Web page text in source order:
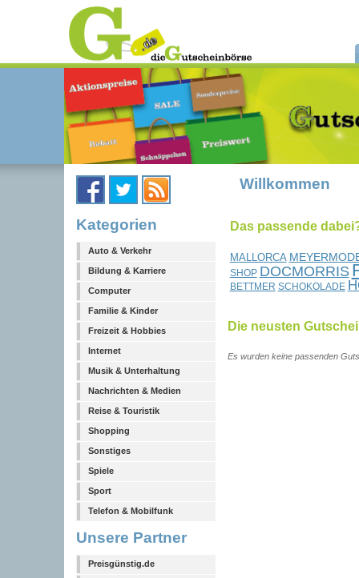
Kategorien
Auto & Verkehr
Bildung & Karriere
Computer
Familie & Kinder
Freizeit & Hobbies
Internet
Musik & Unterhaltung
Nachrichten & Medien
Reise & Touristik
Shopping
Sonstiges
Spiele
Sport
Telefon & Mobilfunk
Unsere Partner
Preisgünstig.de
Willkommen
Das passende
MALLORCA
SHOP DOCMORRIS
BETTMER SCHOKOLADE
Die neusten
Es wurden keine passenden